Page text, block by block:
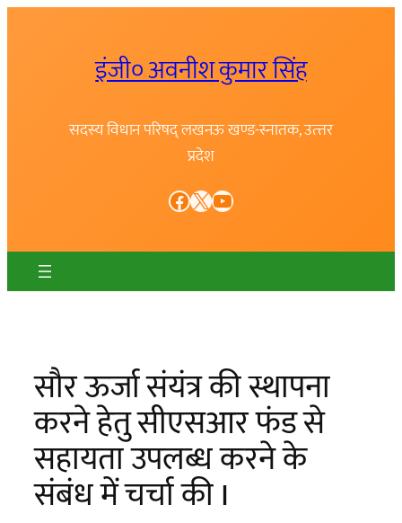
इंजी० अवनीश कुमार सिंह
सदस्य विधान परिषद् लखनऊ खण्ड-स्नातक, उत्त्तर
प्रदेश
Facebook X YouTube
सौर ऊर्जा संयंत्र की स्थापना
करने हेतु सीएसआर फंड से
सहायता उपलब्ध करने के
संबंध में चर्चा की I